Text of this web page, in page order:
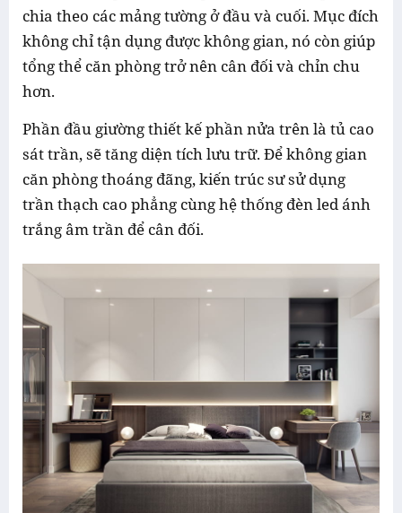
chia theo các mảng tường ở đầu và cuối. Mục đích
không chỉ tận dụng được không gian, nó còn giúp
tổng thể căn phòng trở nên cân đối và chỉn chu
hơn.
Phần đầu giường thiết kế phần nửa trên là tủ cao
sát trần, sẽ tăng diện tích lưu trữ. Để không gian
căn phòng thoáng đãng, kiến trúc sư sử dụng
trần thạch cao phẳng cùng hệ thống đèn led ánh
trắng âm trần để cân đối.